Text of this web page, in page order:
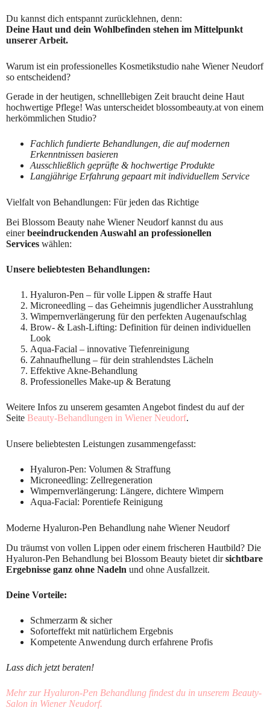
Du kannst dich entspannt zurücklehnen, denn:
Deine Haut und dein Wohlbefinden stehen im Mittelpunkt
unserer Arbeit.
Warum ist ein professionelles Kosmetikstudio nahe Wiener Neudorf
so entscheidend?
Gerade in der heutigen, schnelllebigen Zeit braucht deine Haut
hochwertige Pflege! Was unterscheidet blossombeauty.at von einem
herkömmlichen Studio?
Fachlich fundierte Behandlungen, die auf modernen
Erkenntnissen basieren
Ausschließlich geprüfte & hochwertige Produkte
Langjährige Erfahrung gepaart mit individuellem Service
Vielfalt von Behandlungen: Für jeden das Richtige
Bei Blossom Beauty nahe Wiener Neudorf kannst du aus
einerbeeindruckenden Auswahl an professionellen
Services wählen:
Unsere beliebtesten Behandlungen:
Hyaluron-Pen – für volle Lippen & straffe Haut
Microneedling – das Geheimnis jugendlicher Ausstrahlung
Wimpernverlängerung für den perfekten Augenaufschlag
Brow- & Lash-Lifting: Definition für deinen individuellen
Look
Aqua-Facial – innovative Tiefenreinigung
Zahnaufhellung – für dein strahlendstes Lächeln
Effektive Akne-Behandlung
Professionelles Make-up & Beratung
Weitere Infos zu unserem gesamten Angebot findest du auf der
Seite Beauty-Behandlungen in Wiener Neudorf.
Unsere beliebtesten Leistungen zusammengefasst:
Hyaluron-Pen: Volumen & Straffung
Microneedling: Zellregeneration
Wimpernverlängerung: Längere, dichtere Wimpern
Aqua-Facial: Porentiefe Reinigung
Moderne Hyaluron-Pen Behandlung nahe Wiener Neudorf
Du träumst von vollen Lippen oder einem frischeren Hautbild? Die
Hyaluron-Pen Behandlung bei Blossom Beauty bietet dirsichtbare
Ergebnisse ganz ohne Nadeln und ohne Ausfallzeit.
Deine Vorteile:
Schmerzarm & sicher
Soforteffekt mit natürlichem Ergebnis
Kompetente Anwendung durch erfahrene Profis
Lass dich jetzt beraten!
Mehr zur Hyaluron-Pen Behandlung findest du in unserem Beauty-
Salon in Wiener Neudorf.